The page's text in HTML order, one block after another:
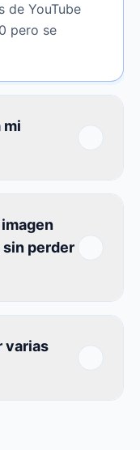
de YouTube
pero se
mi
sin perder
varias